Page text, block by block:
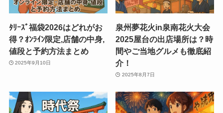
ﾀﾘｰｽﾞ福袋2026はどれがお
得？ｵﾝﾗｲﾝ限定,店舗の中身,
値段と予約方法まとめ
2025年9月10日
泉州夢花火in泉南花火大会
2025屋台の出店場所は？時
間やご当地グルメも徹底紹
介！
2025年8月7日